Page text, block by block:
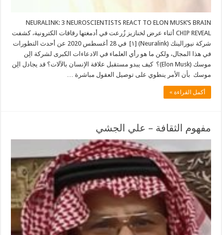
NEURALINK: 3 NEUROSCIENTISTS REACT TO ELON MUSK’S BRAIN
CHIP REVEAL أثناء عرض لخنازيز زُرعت في أدمغتها رقاقات الكترونية، كشفت
شركة نيورالينك (Neuralink) [١] في 28 أغسطس 2020 عن أحدث التطورات
في هذا المجال، ولكن ما هو رأي العلماء في الادعاءات الكبرى لشركة الِن
موسك (Elon Musk)؟ كيف يبدو مستقبل علاقة الإنسان بالآلات؟ قد يجادل الِن
موسك بأن الأمر ينطوي على توصيل العقول مباشرة …
أكمل القراءة »
مفهوم الثقافة – علي الجشي